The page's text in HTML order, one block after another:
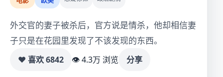
外交官的妻子被杀后，官方说是情杀，他却相信妻
子只是在花园里发现了不该发现的东西。
♥ 喜欢6842 👁 4.3万 浏览 分享